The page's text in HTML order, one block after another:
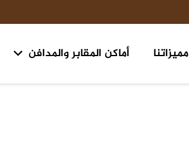
مميزاتنا أماكن المقابر والمدافن